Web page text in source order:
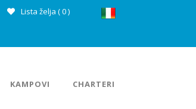
Lista želja (0)
KAMPOVI CHARTERI